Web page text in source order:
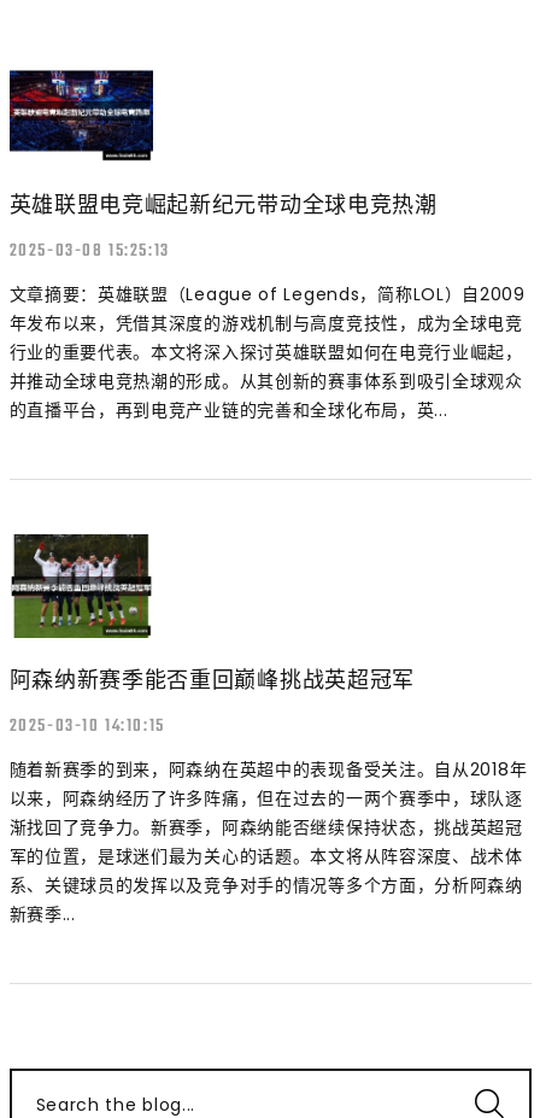
英雄联盟电竞崛起新纪元带动全球电竞热潮
2025-03-08 15:25:13
文章摘要：英雄联盟（League of Legends，简称LOL）自2009
年发布以来，凭借其深度的游戏机制与高度竞技性，成为全球电竞
行业的重要代表。本文将深入探讨英雄联盟如何在电竞行业崛起，
并推动全球电竞热潮的形成。从其创新的赛事体系到吸引全球观众
的直播平台，再到电竞产业链的完善和全球化布局，英...
阿森纳新赛季能否重回巅峰挑战英超冠军
2025-03-10 14:10:15
随着新赛季的到来，阿森纳在英超中的表现备受关注。自从2018年
以来，阿森纳经历了许多阵痛，但在过去的一两个赛季中，球队逐
渐找回了竞争力。新赛季，阿森纳能否继续保持状态，挑战英超冠
军的位置，是球迷们最为关心的话题。本文将从阵容深度、战术体
系、关键球员的发挥以及竞争对手的情况等多个方面，分析阿森纳
新赛季...
Search the blog...